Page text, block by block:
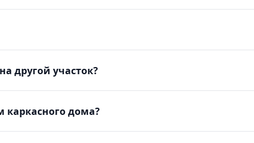
другой участок?
каркасного дома?